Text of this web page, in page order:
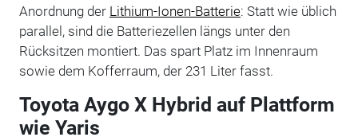
Anordnung der Lithium-Ionen-Batterie: Statt wie üblich
parallel, sind die Batteriezellen längs unter den
Rücksitzen montiert. Das spart Platz im Innenraum
sowie dem Kofferraum, der 231 Liter fasst.
Toyota Aygo X Hybrid auf Plattform
wie Yaris